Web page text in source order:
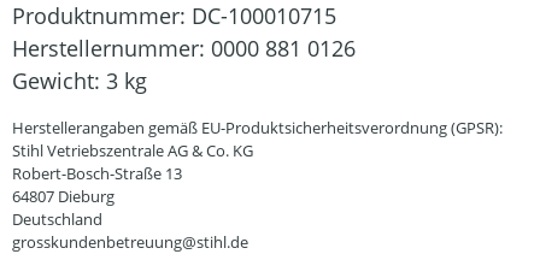
Produktnummer: DC-100010715
Herstellernummer: 0000 881 0126
Gewicht: 3 kg
Herstellerangaben gemäß EU-Produktsicherheitsverordnung (GPSR):
Stihl Vetriebszentrale AG & Co. KG
Robert-Bosch-Straße 13
64807 Dieburg
Deutschland
grosskundenbetreuung@stihl.de